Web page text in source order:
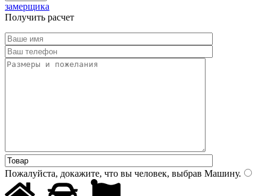
замерщика
Получить расчет
Пожалуйста, докажите, что вы человек, выбрав Машину.